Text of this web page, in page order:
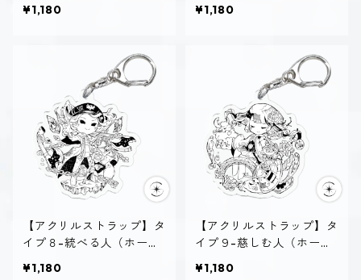
¥1,180 ¥1,180
【アクリルストラップ】タ
イプ８-統べる人（ホーリ
¥1,180
【アクリルストラップ】タ
イプ９-慈しむ人（ホーリ
¥1,180